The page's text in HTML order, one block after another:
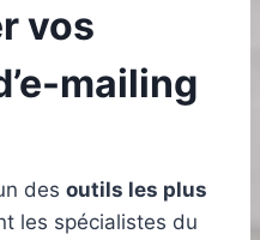
vos
mailing
des outils les plus
les spécialistes du